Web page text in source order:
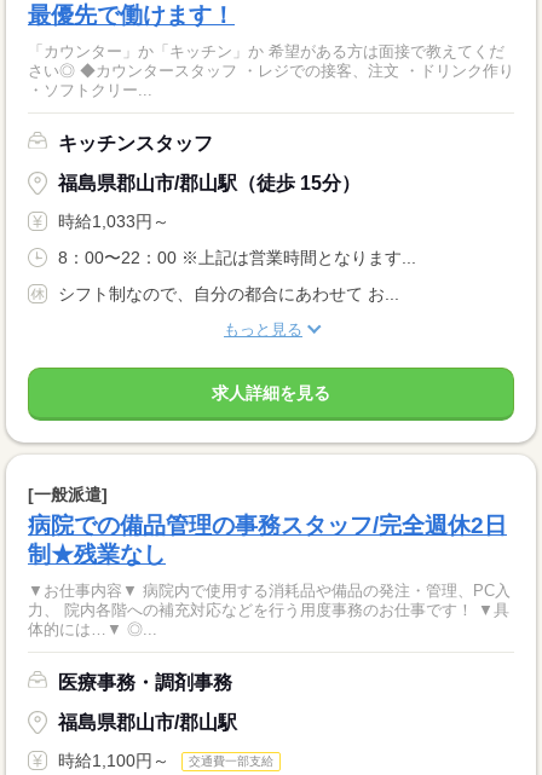
最優先で働けます！
「カウンター」か「キッチン」か 希望がある方は面接で教えてくだ
さい◎ ◆カウンタースタッフ ・レジでの接客、注文 ・ドリンク作り
・ソフトクリー...
キッチンスタッフ
福島県郡山市/郡山駅（徒歩 15分）
時給1,033円～
8：00〜22：00 ※上記は営業時間となります...
シフト制なので、自分の都合にあわせて お...
もっと見る
求人詳細を見る
[一般派遣]
病院での備品管理の事務スタッフ/完全週休2日
制★残業なし
▼お仕事内容▼ 病院内で使用する消耗品や備品の発注・管理、PC入
力、 院内各階への補充対応などを行う用度事務のお仕事です！ ▼具
体的には…▼ ◎...
医療事務・調剤事務
福島県郡山市/郡山駅
時給1,100円～ 交通費一部支給